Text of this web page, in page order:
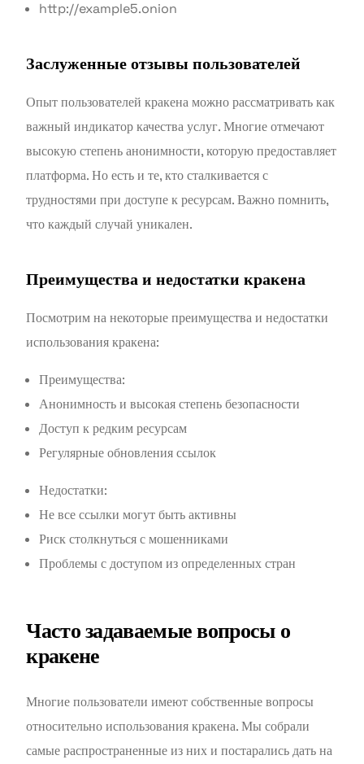
http://example5.onion
Заслуженные отзывы пользователей
Опыт пользователей кракена можно рассматривать как
важный индикатор качества услуг. Многие отмечают
высокую степень анонимности, которую предоставляет
платформа. Но есть и те, кто сталкивается с
трудностями при доступе к ресурсам. Важно помнить,
что каждый случай уникален.
Преимущества и недостатки кракена
Посмотрим на некоторые преимущества и недостатки
использования кракена:
Преимущества:
Анонимность и высокая степень безопасности
Доступ к редким ресурсам
Регулярные обновления ссылок
Недостатки:
Не все ссылки могут быть активны
Риск столкнуться с мошенниками
Проблемы с доступом из определенных стран
Часто задаваемые вопросы о
кракене
Многие пользователи имеют собственные вопросы
относительно использования кракена. Мы собрали
самые распространенные из них и постарались дать на